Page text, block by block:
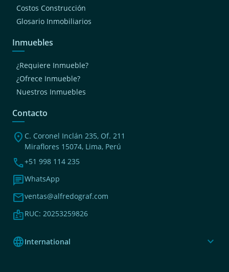
Costos Construcción
Glosario Inmobiliarios
Inmuebles
¿Requiere Inmueble?
¿Ofrece Inmueble?
Nuestros Inmuebles
Contacto
location_on C. Coronel Inclán 235, Of. 211
Miraflores 15074, Lima, Perú
phone+51 998 114 235
chatWhatsApp
mailventas@alfredograf.com
badgeRUC: 20253259826
languageInternational expand_more